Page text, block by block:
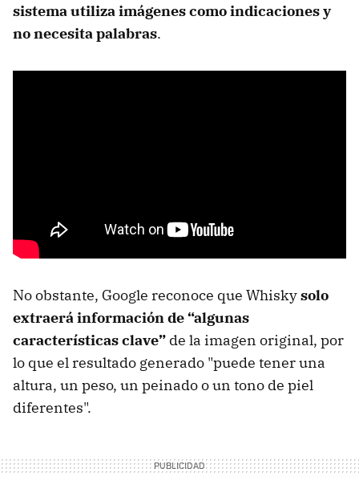
sistema utiliza imágenes como indicaciones y
no necesita palabras.
No obstante, Google reconoce que Whiskysolo
extraerá información de “algunas
características clave” de la imagen original, por
lo que el resultado generado "puede tener una
altura, un peso, un peinado o un tono de piel
diferentes".